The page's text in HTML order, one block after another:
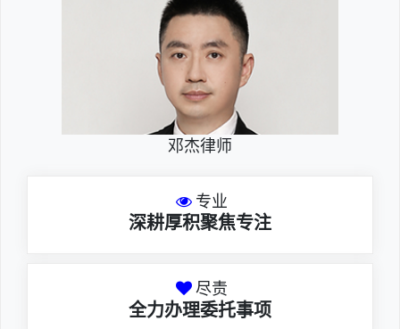
邓杰律师
专业
深耕厚积聚焦专注
尽责
全力办理委托事项